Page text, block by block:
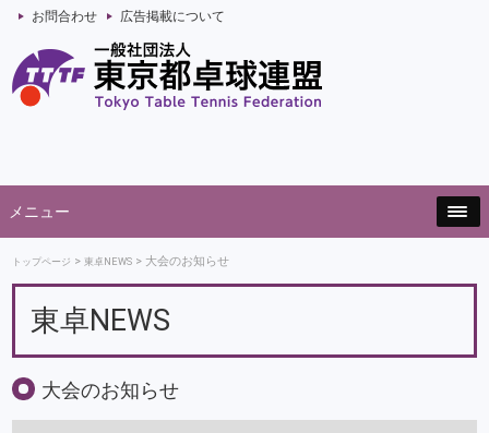
お問合わせ 広告掲載について
メニュー
トップページ 東卓NEWS 大会のお知らせ
東卓NEWS
大会のお知らせ